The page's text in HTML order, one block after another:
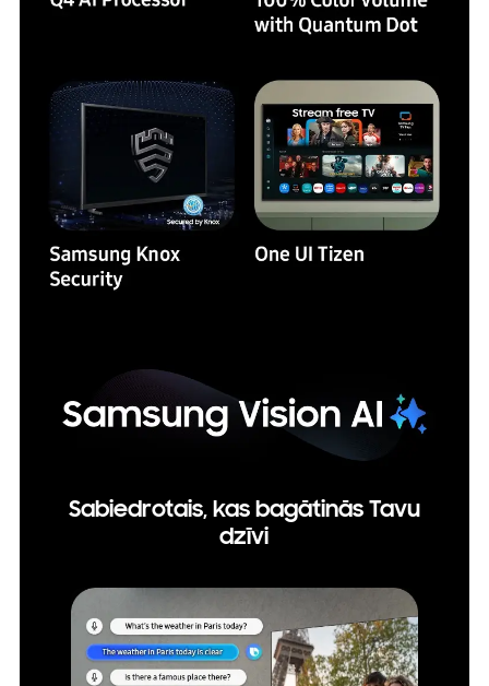
Sabiedrotais, kas bagātinās Tavu
dzīvi